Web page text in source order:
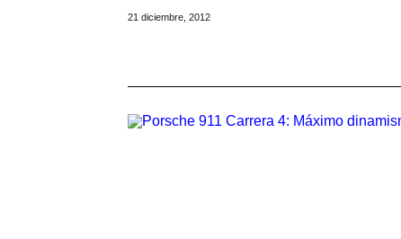
21 diciembre, 2012